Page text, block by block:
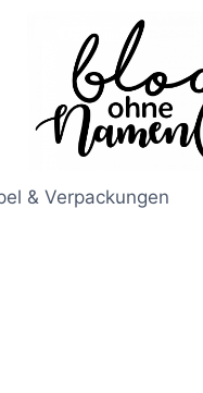
& Verpackungen